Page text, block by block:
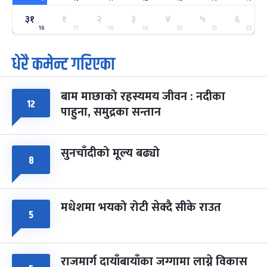
२५
मंगल
ग्याल्पो ल्होसार
फाल्गुन २५, २०८३ Mar 9, 2027
७ महिना बाँकी
७
आइत
पूर्णिमा व्रत
चैत्र ७, २०८३-Mar 21, 2027
८
सोम
फागुपूर्णिमा
चैत्र ८, २०८३-Mar 22, 2027
७ महिना बाँकी
३१
16
१
17
२
18
३
19
४
20
५
21
६
22
धेरै कमेन्ट गरिएका
१२ बाम माछाको रहस्यमय जीवन : नदीका
पाहुना, समुद्रका सन्तान
८ सुनचाँदीको मूल्य बढ्यो
५ मधेशमा भयको रोटी सेक्दै सीके राउत
राजमार्ग दायाँबायाँका जग्गामा लाग्ने विकास